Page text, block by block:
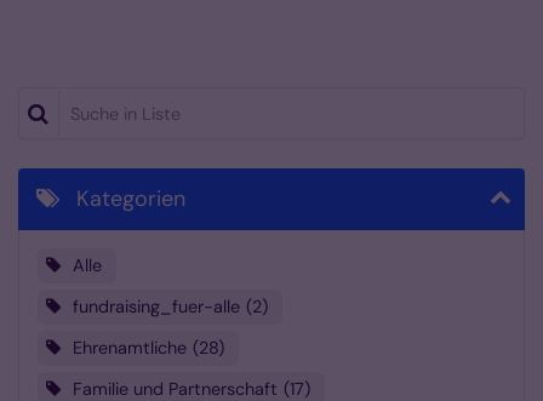
Suche in Liste
Kategorien
Alle
fundraising_fuer-alle 2
Ehrenamtliche 28
Familie und Partnerschaft 17